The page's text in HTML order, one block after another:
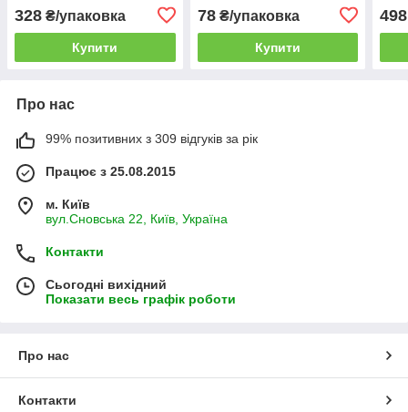
328 ₴/упаковка
Купити
78₴/упаковка
Купити
498
Про нас
99% позитивних з 309 відгуків за рік
Працює з 25.08.2015
м. Київ
вул.Сновська 22, Київ, Україна
Контакти
Сьогодні вихідний
Показати весь графік роботи
Про нас
Контакти